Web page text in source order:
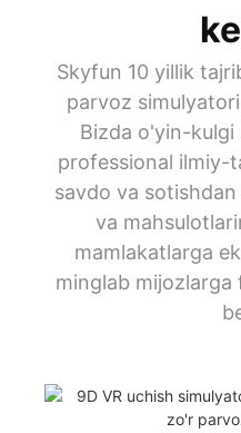
Skyfun 10 yillik
parvoz
Bizda o'yin-kulgi
professional ilmiy-
savdo va
va
mamlakatlarga
minglab